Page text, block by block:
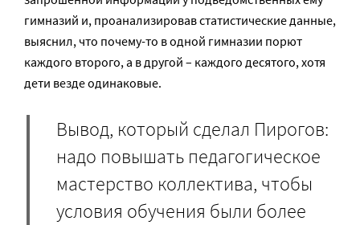
гимназий и, проанализировав статистические данные,
выяснил, что почему-то в одной гимназии порют
каждого второго, а в другой – каждого десятого, хотя
дети везде одинаковые.
Вывод, который сделал Пирогов:
надо повышать педагогическое
мастерство коллектива, чтобы
условия обучения были более